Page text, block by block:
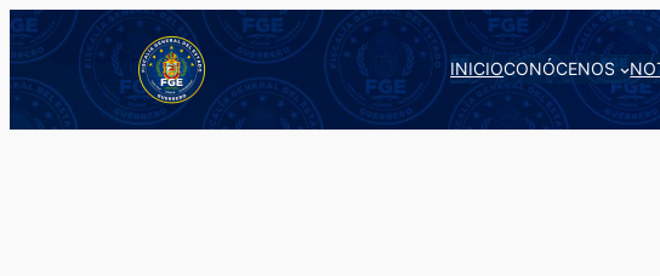
Saltar
al
contenido
INICIOCONÓCENOS